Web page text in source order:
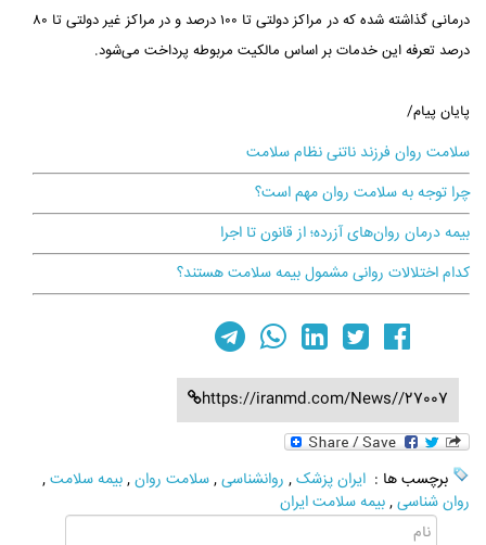
درمانی گذاشته شده که در مراکز دولتی تا ۱۰۰ درصد و در مراکز غیر دولتی تا ۸۰
درصد تعرفه این خدمات بر اساس مالکیت مربوطه پرداخت می‌شود.
پایان پیام/
سلامت روان فرزند ناتنی نظام سلامت
چرا توجه به سلامت روان مهم است؟
بیمه درمان روان‌های آزرده؛ از قانون تا اجرا
کدام اختلالات روانی مشمول بیمه سلامت هستند؟
https://iranmd.com/News//27007
برچسب ها : ایران پزشک, روانشناسی,سلامت روان,بیمه سلامت,
روان شناسی,بیمه سلامت ایران